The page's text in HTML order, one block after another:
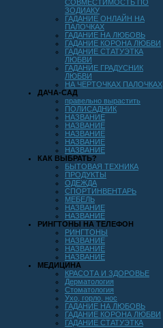
СОВМЕСТИМОСТЬ ПО
ЗОДИАКУ
ГАДАНИЕ ОНЛАЙН НА
ПАЛОЧКАХ
ГАДАНИЕ НА ЛЮБОВЬ
ГАДАНИЕ КОРОНА ЛЮБВИ
ГАДАНИЕ СТАТУЭТКА
ЛЮБВИ
ГАДАНИЕ ГРАДУСНИК
ЛЮБВИ
НА ЧЕРТОЧКАХ ПАЛОЧКАХ
ДАЧА-САД
правельно вырастить
ПОЛИСАДНИК
НАЗВАНИЕ
НАЗВАНИЕ
НАЗВАНИЕ
НАЗВАНИЕ
НАЗВАНИЕ
КАК ВЫБРАТЬ?
БЫТОВАЯ ТЕХНИКА
ПРОДУКТЫ
ОДЕЖДА
СПОРТИНВЕНТАРЬ
МЕБЕЛЬ
НАЗВАНИЕ
НАЗВАНИЕ
РИНГТОНЫ НА ТЕЛЕФОН
РИНГТОНЫ
НАЗВАНИЕ
НАЗВАНИЕ
НАЗВАНИЕ
МЕДИЦИНА
КРАСОТА И ЗДОРОВЬЕ
Дерматология
Стоматология
Ухо, горло, нос
ГАДАНИЕ НА ЛЮБОВЬ
ГАДАНИЕ КОРОНА ЛЮБВИ
ГАДАНИЕ СТАТУЭТКА